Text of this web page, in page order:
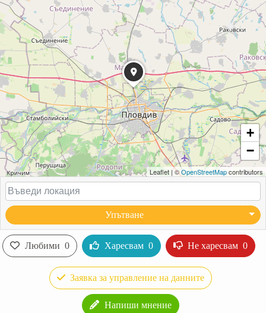
+
−
Leaflet |©OpenStreetMapcontributors
Упътване
Любими 0 Харесвам 0 Не харесвам 0
Заявка за управление на данните
Напиши мнение